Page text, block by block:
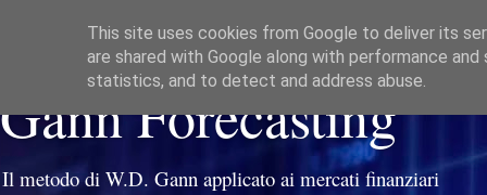
Gann Forecasting
Il metodo di W.D. Gann applicato ai mercati finanziari
This site uses cookies from Google to deliver its
are shared with Google along with performance
statistics, and to detect and address abuse.